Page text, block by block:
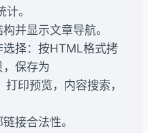
。
并显示文章导航。
择：按HTML格式拷
，保存为
印预览，内容搜索，
接合法性。